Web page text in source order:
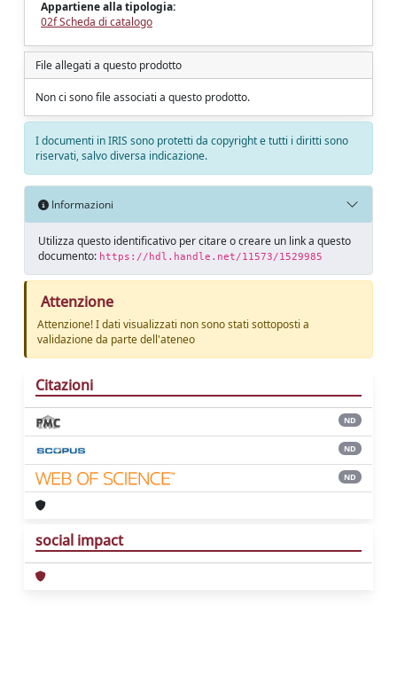
Appartiene alla tipologia:
02f Scheda di catalogo
File allegati a questo prodotto
Non ci sono file associati a questo prodotto.
I documenti in IRIS sono protetti da copyright e tutti i diritti sono
riservati, salvo diversa indicazione.
Informazioni
Utilizza questo identificativo per citare o creare un link a questo
documento: https://hdl.handle.net/11573/1529985
Attenzione
Attenzione! I dati visualizzati non sono stati sottoposti a
validazione da parte dell'ateneo
Citazioni
ND
ND
ND
social impact